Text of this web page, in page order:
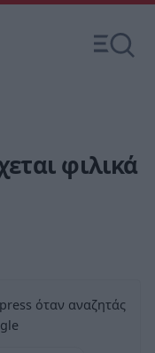
φιλικά
όταν αναζητάς